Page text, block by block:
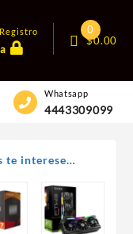
0
$0.00
Whatsapp
4443309099
te interese…